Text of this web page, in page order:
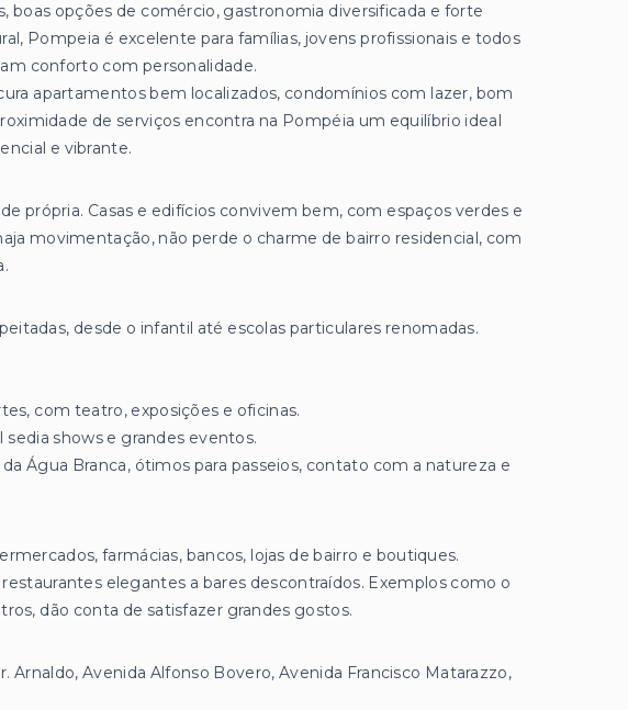
boas opções de comércio, gastronomia diversificada e forte
Pompeia é excelente para famílias, jovens profissionais e todos
conforto com personalidade.
apartamentos bem localizados, condomínios com lazer, bom
de serviços encontra na Pompéia um equilíbrio ideal
e vibrante.
própria. Casas e edifícios convivem bem, com espaços verdes e
movimentação, não perde o charme de bairro residencial, com
desde o infantil até escolas particulares renomadas.
com teatro, exposições e oficinas.
shows e grandes eventos.
Água Branca, ótimos para passeios, contato com a natureza e
farmácias, bancos, lojas de bairro e boutiques.
elegantes a bares descontraídos. Exemplos como o
dão conta de satisfazer grandes gostos.
Arnaldo, Avenida Alfonso Bovero, Avenida Francisco Matarazzo,